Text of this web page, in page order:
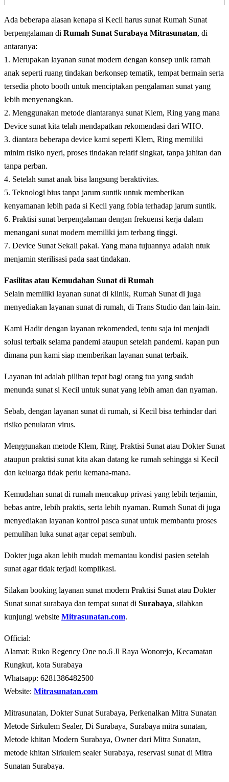
Ada beberapa alasan kenapa si Kecil harus sunat Rumah Sunat
berpengalaman di Rumah Sunat Surabaya Mitrasunatan, di
antaranya:
1. Merupakan layanan sunat modern dengan konsep unik ramah
anak seperti ruang tindakan berkonsep tematik, tempat bermain serta
tersedia photo booth untuk menciptakan pengalaman sunat yang
lebih menyenangkan.
2. Menggunakan metode diantaranya sunat Klem, Ring yang mana
Device sunat kita telah mendapatkan rekomendasi dari WHO.
3. diantara beberapa device kami seperti Klem, Ring memiliki
minim risiko nyeri, proses tindakan relatif singkat, tanpa jahitan dan
tanpa perban.
4. Setelah sunat anak bisa langsung beraktivitas.
5. Teknologi bius tanpa jarum suntik untuk memberikan
kenyamanan lebih pada si Kecil yang fobia terhadap jarum suntik.
6. Praktisi sunat berpengalaman dengan frekuensi kerja dalam
menangani sunat modern memiliki jam terbang tinggi.
7. Device Sunat Sekali pakai. Yang mana tujuannya adalah ntuk
menjamin sterilisasi pada saat tindakan.
Fasilitas atau Kemudahan Sunat di Rumah
Selain memiliki layanan sunat di klinik, Rumah Sunat di juga
menyediakan layanan sunat di rumah, di Trans Studio dan lain-lain.
Kami Hadir dengan layanan rekomended, tentu saja ini menjadi
solusi terbaik selama pandemi ataupun setelah pandemi. kapan pun
dimana pun kami siap memberikan layanan sunat terbaik.
Layanan ini adalah pilihan tepat bagi orang tua yang sudah
menunda sunat si Kecil untuk sunat yang lebih aman dan nyaman.
Sebab, dengan layanan sunat di rumah, si Kecil bisa terhindar dari
risiko penularan virus.
Menggunakan metode Klem, Ring, Praktisi Sunat atau Dokter Sunat
ataupun praktisi sunat kita akan datang ke rumah sehingga si Kecil
dan keluarga tidak perlu kemana-mana.
Kemudahan sunat di rumah mencakup privasi yang lebih terjamin,
bebas antre, lebih praktis, serta lebih nyaman. Rumah Sunat di juga
menyediakan layanan kontrol pasca sunat untuk membantu proses
pemulihan luka sunat agar cepat sembuh.
Dokter juga akan lebih mudah memantau kondisi pasien setelah
sunat agar tidak terjadi komplikasi.
Silakan booking layanan sunat modern Praktisi Sunat atau Dokter
Sunat sunat surabaya dan tempat sunat di Surabaya, silahkan
kunjungi website Mitrasunatan.com.
Official:
Alamat: Ruko Regency One no.6 Jl Raya Wonorejo, Kecamatan
Rungkut, kota Surabaya
Whatsapp: 6281386482500
Website: Mitrasunatan.com
Mitrasunatan, Dokter Sunat Surabaya, Perkenalkan Mitra Sunatan
Metode Sirkulem Sealer, Di Surabaya, Surabaya mitra sunatan,
Metode khitan Modern Surabaya, Owner dari Mitra Sunatan,
metode khitan Sirkulem sealer Surabaya, reservasi sunat di Mitra
Sunatan Surabaya.